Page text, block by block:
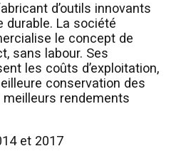
d’outils innovants
durable. La société
le concept de
sans labour. Ses
les coûts d’exploitation,
conservation des
rendements
et 2017